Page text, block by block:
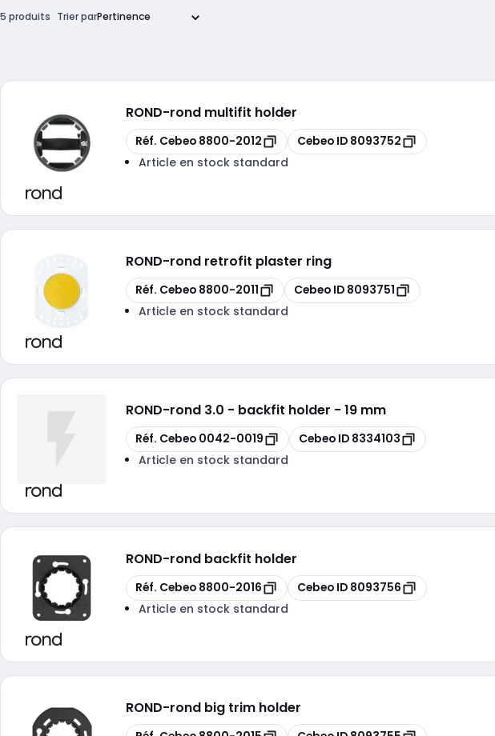
5 produits Trier par
ROND-rond multifit holder
Copier
Réf. Cebeo 8800-2012 Copier
Cebeo ID 8093752
Article en stock standard
ROND-rond retrofit plaster ring
Copier
Réf. Cebeo 8800-2011 Copier
Cebeo ID 8093751
Article en stock standard
ROND-rond 3.0 - backfit holder - 19 mm
Copier
Réf. Cebeo 0042-0019 Copier
Cebeo ID 8334103
Article en stock standard
ROND-rond backfit holder
Copier
Réf. Cebeo 8800-2016 Copier
Cebeo ID 8093756
Article en stock standard
ROND-rond big trim holder
Copier Copier